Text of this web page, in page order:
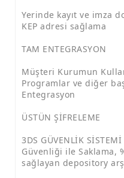
Yerinde kayıt ve imza
KEP adresi sağlama
TAM ENTEGRASYON
Müşteri Kurumun
Programlar ve diğer
Entegrasyon
ÜSTÜN ŞİFRELEME
3DS GÜVENLİK
Güvenliği ile Saklama,
sağlayan depository